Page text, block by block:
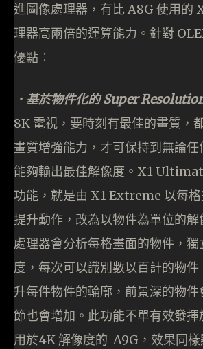
進圖像處理器，有比 A8G 使用的
理器高兩倍的運算能力。針對
優點：
．基於物件化的 Super
8K 電視，要時刻有最佳的畫質，
畫質增強能力，才可保持到無論
能夠輸出最佳解像度。X1
功能，就是由 X1 Extreme 以每
提升動作，改為以物件為單位的解
處理器會分析每格畫面的物件，獨
度，每次可以識別數以百計的物
升每件物件的輪廓，前景深的物件
節也會增加。此功能不單有效發揮
用於4K 解像度的 A9G，效果同樣